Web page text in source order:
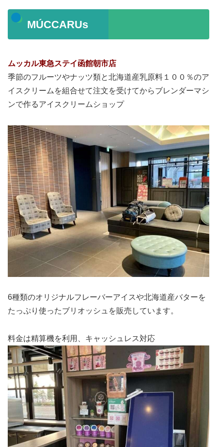
MÚCCARUs
ムッカル東急ステイ函館朝市店
季節のフルーツやナッツ類と北海道産乳原料１００％のア
イスクリームを組合せて注文を受けてからブレンダーマシ
ンで作るアイスクリームショップ
6種類のオリジナルフレーバーアイスや北海道産バターを
たっぷり使ったブリオッシュを販売しています。
料金は精算機を利用、キャッシュレス対応